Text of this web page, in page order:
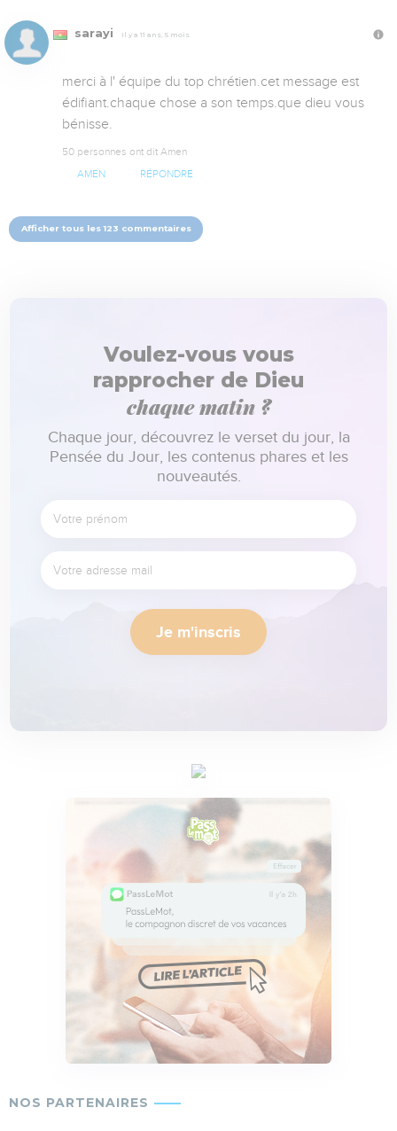
sarayi Il y a 11 ans, 5 mois
merci à l' équipe du top chrétien.cet message est
édifiant.chaque chose a son temps.que dieu vous
bénisse.
50 personnes ont dit Amen
AMEN RÉPONDRE
Afficher tous les 123 commentaires
Voulez-vous vous
rapprocher de Dieu
chaque matin ?
Chaque jour, découvrez le verset du jour, la
Pensée du Jour, les contenus phares et les
nouveautés.
Je m'inscris